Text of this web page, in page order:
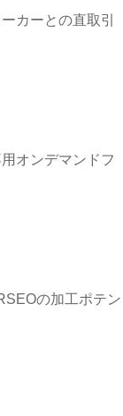
カーとの直取引
オンデマンドフ
の加工ポテン